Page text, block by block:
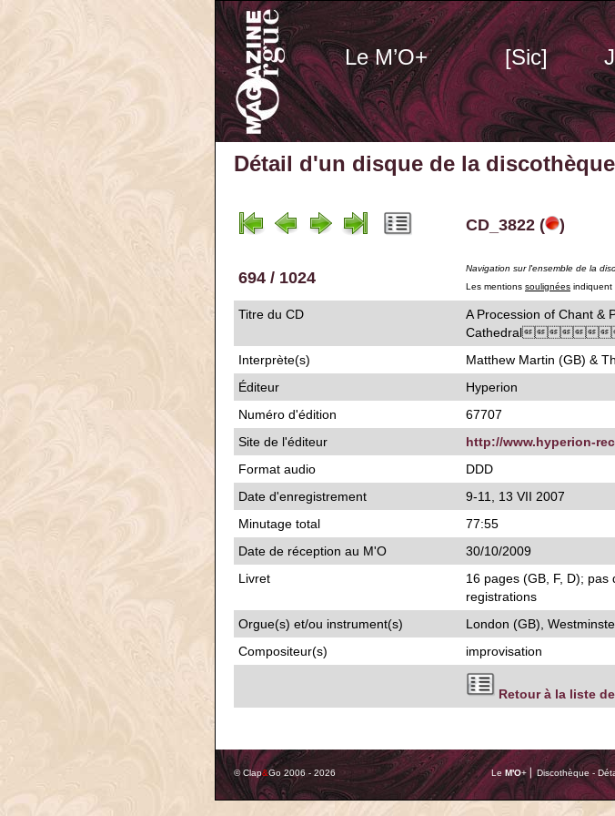
Le M’O+ [Sic]
Détail d'un disque de la
CD_3822 ( )
694 / 1024
Navigation sur l'ensemble de la
Les mentions soulignées indiquent
Titre du CD
A Procession of Chant &
Interprète(s)
Matthew Martin (GB) &
Éditeur
Hyperion
Numéro d'édition
67707
Site de l'éditeur
http://www.hyperion-
Format audio
DDD
Date d'enregistrement
9-11, 13 VII 2007
Minutage total
77:55
Date de réception au M'O
30/10/2009
Livret
16 pages (GB, F, D);
registrations
Orgue(s) et/ou instrument(s)
London (GB),
Compositeur(s)
improvisation
Retour à la liste
© Clap&Go 2006 - 2026 Le M'O+ ⎢ Discothèque -